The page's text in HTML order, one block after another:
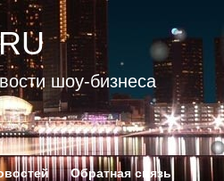
шоу-бизнеса
Обратная связь